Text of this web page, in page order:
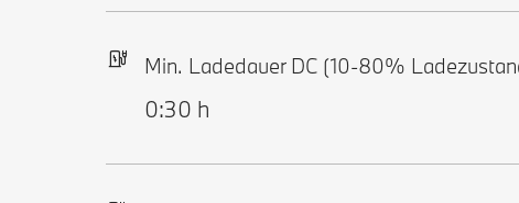
Min. Ladedauer DC (10-80%
0:30 h